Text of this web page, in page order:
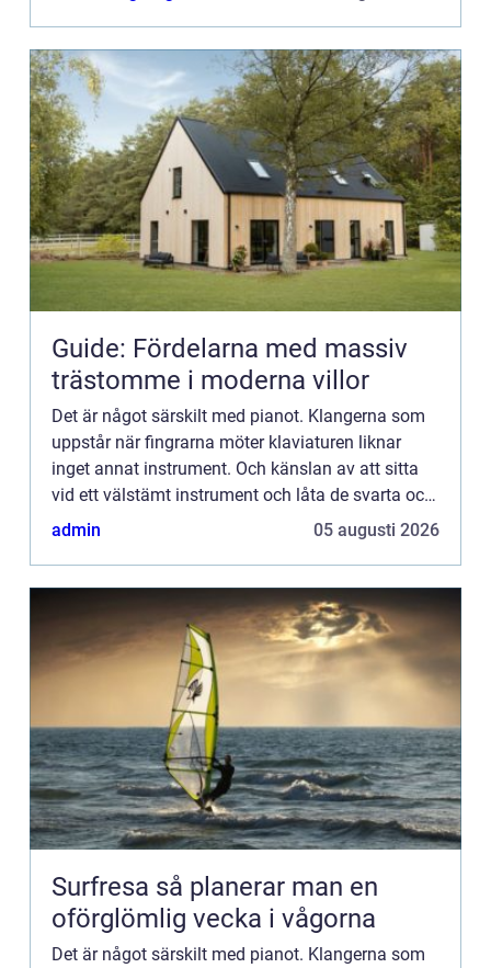
Guide: Fördelarna med massiv
trästomme i moderna villor
Det är något särskilt med pianot. Klangerna som
uppstår när fingrarna möter klaviaturen liknar
inget annat instrument. Och känslan av att sitta
vid ett välstämt instrument och låta de svarta och
vi...
admin 05 augusti 2026
Surfresa så planerar man en
oförglömlig vecka i vågorna
Det är något särskilt med pianot. Klangerna som